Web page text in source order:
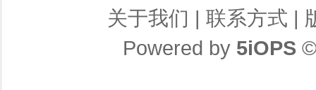
关于我们 | 联系方式 |
Powered by 5iOPS©